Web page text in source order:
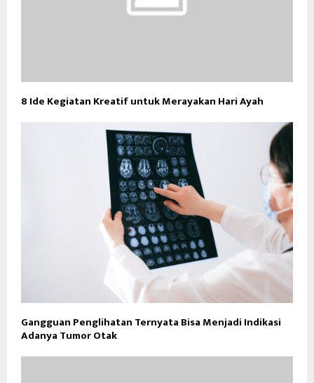
8 Ide Kegiatan Kreatif untuk Merayakan Hari Ayah
Gangguan Penglihatan Ternyata Bisa Menjadi Indikasi
Adanya Tumor Otak